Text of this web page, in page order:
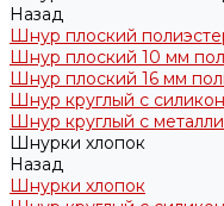
Назад
Шнур плоский
Шнур плоский 10 мм
Шнур плоский 16 мм
Шнур круглый с
Шнур круглый с
Шнурки хлопок
Назад
Шнурки хлопок